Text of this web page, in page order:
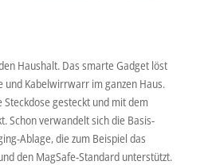
Haushalt. Das smarte Gadget löst
und Kabelwirrwarr im ganzen Haus.
gesteckt und mit dem
Schon verwandelt sich die Basis-
Ablage, die zum Beispiel das
den MagSafe-Standard unterstützt.